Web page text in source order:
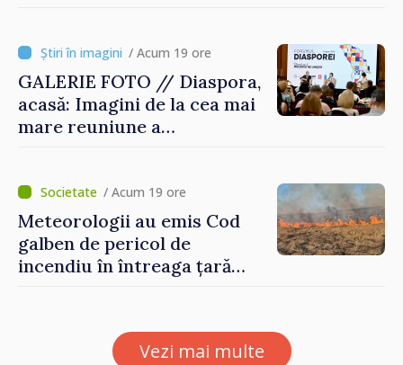
/ Acum 19 ore
GALERIE FOTO // Diaspora,
acasă: Imagini de la cea mai
mare reuniune a
/ Acum 19 ore
Meteorologii au emis Cod
galben de pericol de
incendiu în întreaga țară
Vezi mai multe